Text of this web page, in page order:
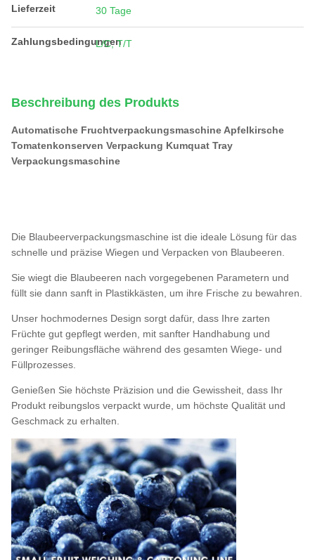
Lieferzeit 30 Tage
Zahlungsbedingungen
L/C, T/T
Beschreibung des Produkts
Automatische Fruchtverpackungsmaschine Apfelkirsche
Tomatenkonserven Verpackung Kumquat Tray
Verpackungsmaschine
Die Blaubeerverpackungsmaschine ist die ideale Lösung für das
schnelle und präzise Wiegen und Verpacken von Blaubeeren.
Sie wiegt die Blaubeeren nach vorgegebenen Parametern und
füllt sie dann sanft in Plastikkästen, um ihre Frische zu bewahren.
Unser hochmodernes Design sorgt dafür, dass Ihre zarten
Früchte gut gepflegt werden, mit sanfter Handhabung und
geringer Reibungsfläche während des gesamten Wiege- und
Füllprozesses.
Genießen Sie höchste Präzision und die Gewissheit, dass Ihr
Produkt reibungslos verpackt wurde, um höchste Qualität und
Geschmack zu erhalten.